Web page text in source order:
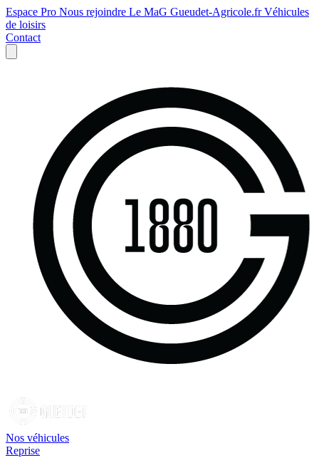
Espace Pro Nous rejoindre Le MaG Gueudet-Agricole.frVéhicules
de loisirs
Contact
Nos véhicules
Reprise